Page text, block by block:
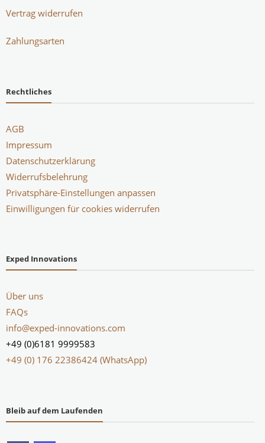
Vertrag widerrufen
Zahlungsarten
Rechtliches
AGB
Impressum
Datenschutzerklärung
Widerrufsbelehrung
Privatsphäre-Einstellungen anpassen
Einwilligungen für cookies widerrufen
Exped Innovations
Über uns
FAQs
info@exped-innovations.com
+49 (0)6181 9999583
+49 (0) 176 22386424 (WhatsApp)
Bleib auf dem Laufenden